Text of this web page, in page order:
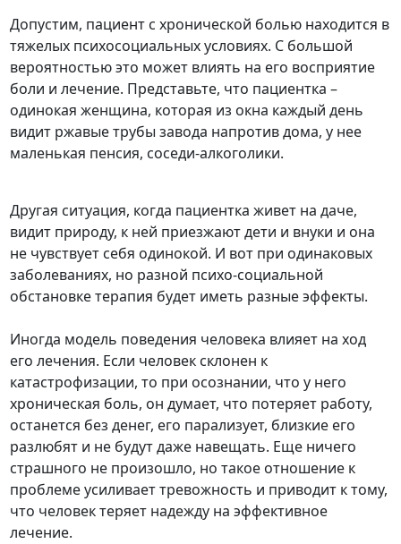
Допустим, пациент с хронической болью находится в
тяжелых психосоциальных условиях. С большой
вероятностью это может влиять на его восприятие
боли и лечение. Представьте, что пациентка –
одинокая женщина, которая из окна каждый день
видит ржавые трубы завода напротив дома, у нее
маленькая пенсия, соседи-алкоголики.
Другая ситуация, когда пациентка живет на даче,
видит природу, к ней приезжают дети и внуки и она
не чувствует себя одинокой. И вот при одинаковых
заболеваниях, но разной психо-социальной
обстановке терапия будет иметь разные эффекты.
Иногда модель поведения человека влияет на ход
его лечения. Если человек склонен к
катастрофизации, то при осознании, что у него
хроническая боль, он думает, что потеряет работу,
останется без денег, его парализует, близкие его
разлюбят и не будут даже навещать. Еще ничего
страшного не произошло, но такое отношение к
проблеме усиливает тревожность и приводит к тому,
что человек теряет надежду на эффективное
лечение.